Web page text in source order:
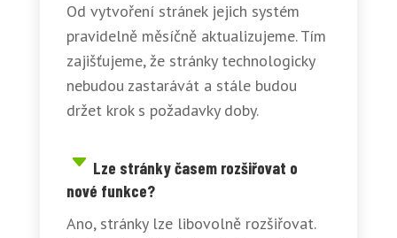
Od vytvoření stránek jejich systém
pravidelně měsíčně aktualizujeme. Tím
zajišťujeme, že stránky technologicky
nebudou zastarávát a stále budou
držet krok s požadavky doby.
Lze stránky časem rozšiřovat o
nové funkce?
Ano, stránky lze libovolně rozšiřovat.